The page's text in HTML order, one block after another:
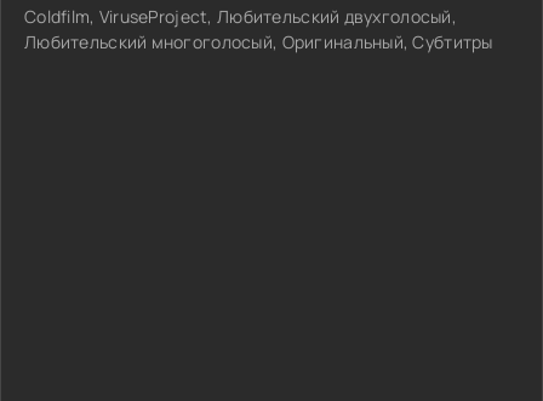
Coldfilm, ViruseProject, Любительский двухголосый,
Любительский многоголосый, Оригинальный, Субтитры